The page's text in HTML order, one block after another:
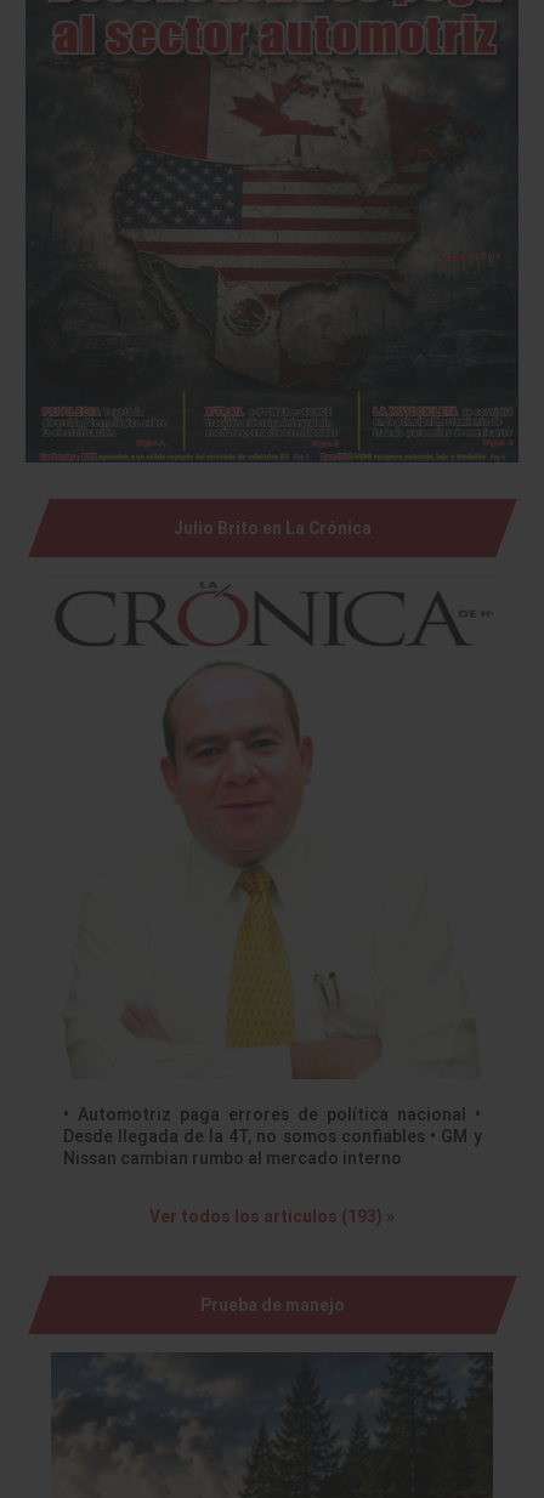
Julio Brito en La Crónica
• Automotriz paga errores de política nacional •
Desde llegada de la 4T, no somos confiables • GM y
Nissan cambian rumbo al mercado interno
Ver todos los artículos (193) »
Prueba de manejo